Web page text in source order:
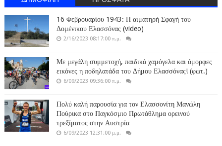
16 Φεβρουαρίου 1943: Η αιματηρή Σφαγή του
Δομένικου Ελασσόνας (video)
2/16/2023 08:17:00 π.μ.
Με μεγάλη συμμετοχή, παιδικά χαμόγελα και όμορφες
εικόνες η ποδηλατάδα του Δήμου Ελασσόνας! (φωτ.)
6/09/2023 09:36:00 π.μ.
Πολύ καλή παρουσία για τον Ελασσονίτη Μανώλη
Πούρικα στο Παγκόσμιο Πρωτάθλημα ορεινού
τρεξίματος στην Αυστρία
6/09/2023 12:31:00 μ.μ.